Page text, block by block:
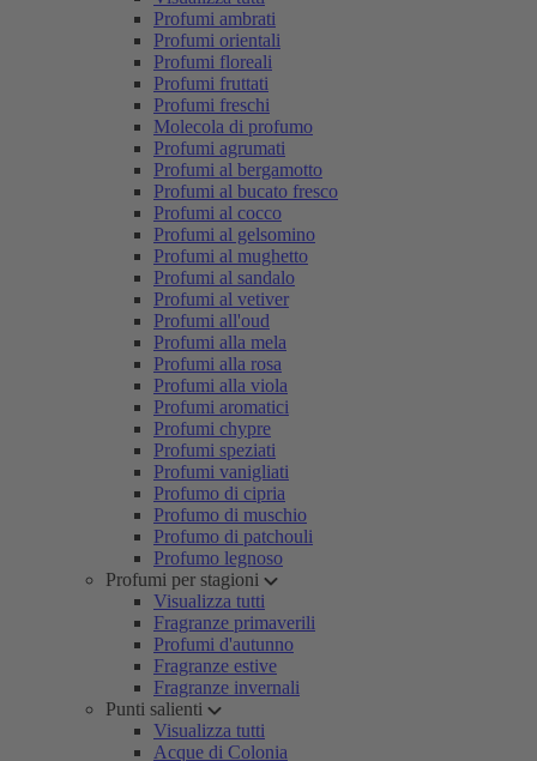
Profumi ambrati
Profumi orientali
Profumi floreali
Profumi fruttati
Profumi freschi
Molecola di profumo
Profumi agrumati
Profumi al bergamotto
Profumi al bucato fresco
Profumi al cocco
Profumi al gelsomino
Profumi al mughetto
Profumi al sandalo
Profumi al vetiver
Profumi all'oud
Profumi alla mela
Profumi alla rosa
Profumi alla viola
Profumi aromatici
Profumi chypre
Profumi speziati
Profumi vanigliati
Profumo di cipria
Profumo di muschio
Profumo di patchouli
Profumo legnoso
Profumi per stagioni
Visualizza tutti
Fragranze primaverili
Profumi d'autunno
Fragranze estive
Fragranze invernali
Punti salienti
Visualizza tutti
Acque di Colonia